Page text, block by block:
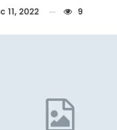
11, 2022 9